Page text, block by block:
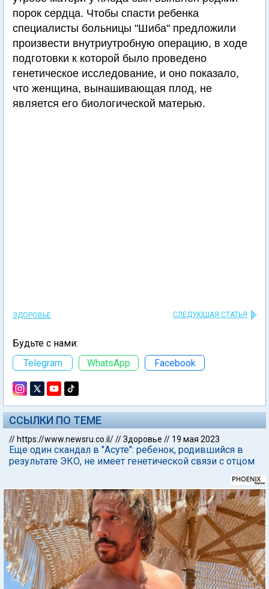
порок сердца. Чтобы спасти ребенка
специалисты больницы "Шиба" предложили
произвести внутриутробную операцию, в ходе
подготовки к которой было проведено
генетическое исследование, и оно показало,
что женщина, вынашивающая плод, не
является его биологической матерью.
ЗДОРОВЬЕ СЛЕДУЮЩАЯ СТАТЬЯ
Будьте с нами:
Telegram
WhatsApp Facebook
ССЫЛКИ ПО ТЕМЕ
// https://www.newsru.co.il///Здоровье // 19 мая 2023
Еще один скандал в "Асуте": ребенок, родившийся в
результате ЭКО, не имеет генетической связи с отцом